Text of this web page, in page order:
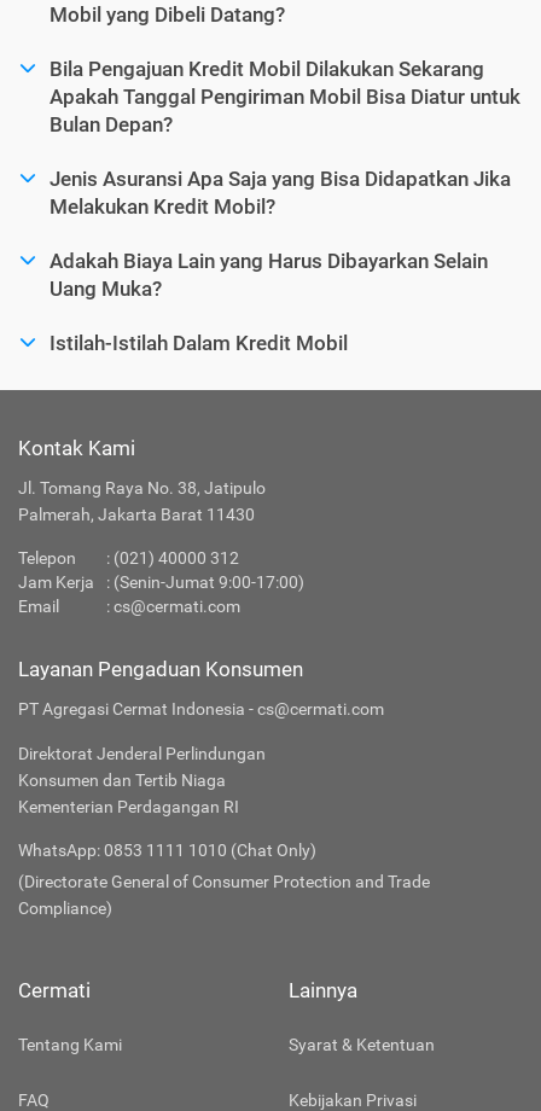
Mobil yang Dibeli Datang?
Bila Pengajuan Kredit Mobil Dilakukan Sekarang
Apakah Tanggal Pengiriman Mobil Bisa Diatur untuk
Bulan Depan?
Jenis Asuransi Apa Saja yang Bisa Didapatkan Jika
Melakukan Kredit Mobil?
Adakah Biaya Lain yang Harus Dibayarkan Selain
Uang Muka?
Istilah-Istilah Dalam Kredit Mobil
Kontak Kami
Jl. Tomang Raya No. 38, Jatipulo
Palmerah, Jakarta Barat 11430
Telepon : (021) 40000 312
Jam Kerja
: (Senin-Jumat 9:00-17:00)
Email
:cs@cermati.com
Layanan Pengaduan Konsumen
PT Agregasi Cermat Indonesia - cs@cermati.com
Direktorat Jenderal Perlindungan
Konsumen dan Tertib Niaga
Kementerian Perdagangan RI
WhatsApp: 0853 1111 1010 (Chat Only)
(Directorate General of Consumer Protection and Trade
Compliance)
Cermati
Tentang Kami
FAQ
Lainnya
Syarat & Ketentuan
Kebijakan Privasi